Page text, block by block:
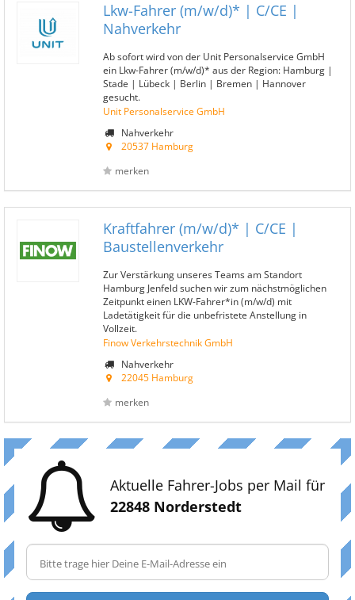
Lkw-Fahrer (m/w/d)* | C/CE |
Nahverkehr
Ab sofort wird von der Unit Personalservice GmbH
ein Lkw-Fahrer (m/w/d)* aus der Region: Hamburg |
Stade | Lübeck | Berlin | Bremen | Hannover
gesucht.
Unit Personalservice GmbH
Nahverkehr
20537 Hamburg
merken
Kraftfahrer (m/w/d)* | C/CE |
Baustellenverkehr
Zur Verstärkung unseres Teams am Standort
Hamburg Jenfeld suchen wir zum nächstmöglichen
Zeitpunkt einen LKW-Fahrer*in (m/w/d) mit
Ladetätigkeit für die unbefristete Anstellung in
Vollzeit.
Finow Verkehrstechnik GmbH
Nahverkehr
22045 Hamburg
merken
Aktuelle Fahrer-Jobs per Mail für
22848 Norderstedt